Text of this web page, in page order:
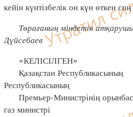
кейін күнтізбелік он күн өткен
Төрағаның міндетін
Дүйсебаев
«КЕЛІСІЛГЕН»
Қазақстан
Республикасының
Премьер-Министрінің
газ министрі